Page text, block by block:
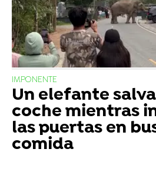
IMPONENTE
Un elefante
coche mientras
las puertas en
comida